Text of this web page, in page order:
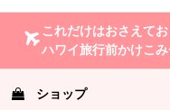
これだけはおさえてお
ハワイ旅行前かけこ
ショップ